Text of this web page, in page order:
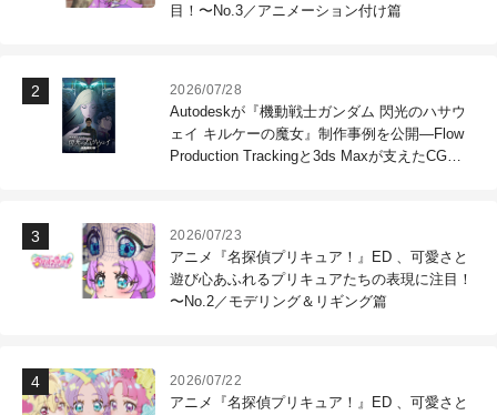
目！〜No.3／アニメーション付け篇
2026/07/28
Autodeskが『機動戦士ガンダム 閃光のハサウ
ェイ キルケーの魔女』制作事例を公開―Flow
Production Trackingと3ds Maxが支えたCG制
2026/07/23
アニメ『名探偵プリキュア！』ED 、可愛さと
遊び心あふれるプリキュアたちの表現に注目！
〜No.2／モデリング＆リギング篇
2026/07/22
アニメ『名探偵プリキュア！』ED 、可愛さと